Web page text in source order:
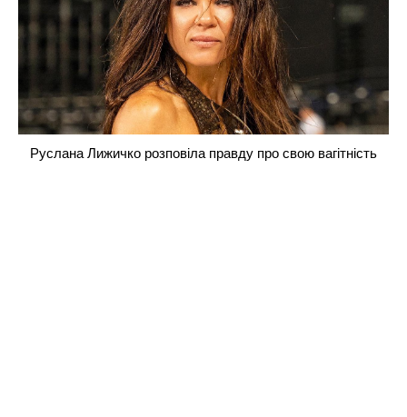
Руслана Лижичко розповіла правду про свою вагітність